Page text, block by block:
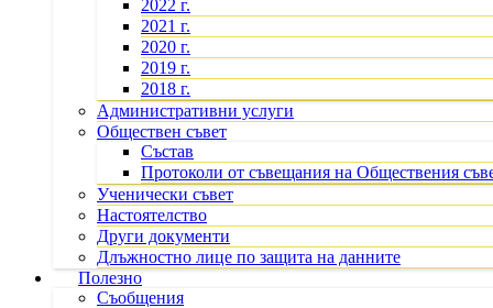
2022 г.
2021 г.
2020 г.
2019 г.
2018 г.
Административни услуги
Обществен съвет
Състав
Протоколи от съвещания на Обществения
Ученически съвет
Настоятелство
Други документи
Длъжностно лице по защита на данните
Полезно
Съобщения